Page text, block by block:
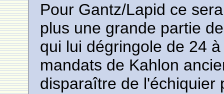
Pour Gantz/Lapid ce
plus une grande partie
qui lui dégringole de 24
mandats de Kahlon
disparaître de l'échiquier